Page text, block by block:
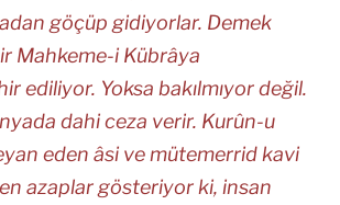
göçüp gidiyorlar. Demek
Mahkeme-i Kübrâya
ediliyor. Yoksa bakılmıyor değil.
dahi ceza verir. Kurûn-u
eden âsi ve mütemerrid kavi
azaplar gösteriyor ki, insan